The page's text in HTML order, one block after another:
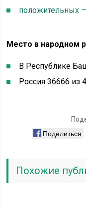
положительных
Место в народном
В Республике
Россия 36666 из
Поделиться
Похожие